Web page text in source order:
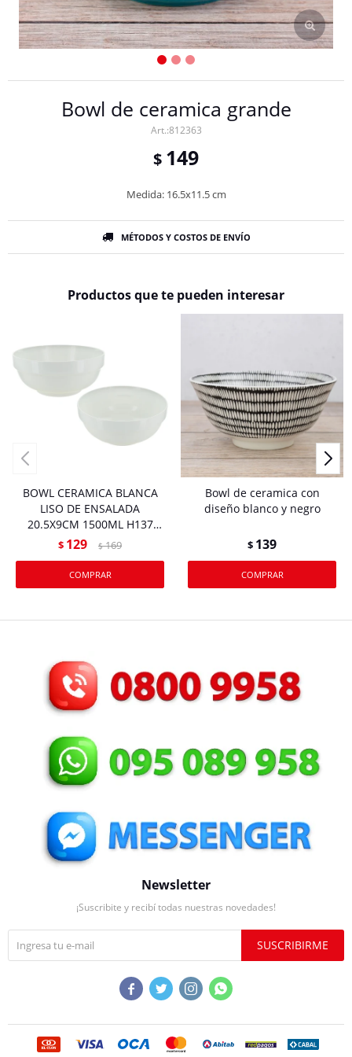
Bowl de ceramica grande
812363
$ 149
Medida: 16.5x11.5 cm
MÉTODOS Y COSTOS DE ENVÍO
Productos que te pueden interesar
BOWL CERAMICA BLANCA
LISO DE ENSALADA
20.5X9CM 1500ML H137
Q22
$ 129 $ 169
Bowl de ceramica con
diseño blanco y negro
$ 139
Newsletter
¡Suscribite y recibí todas nuestras novedades!
SUSCRIBIRME
   